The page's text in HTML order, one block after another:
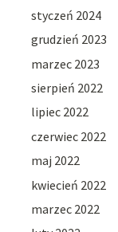
styczeń 2024
grudzień 2023
marzec 2023
sierpień 2022
lipiec 2022
czerwiec 2022
maj 2022
kwiecień 2022
marzec 2022